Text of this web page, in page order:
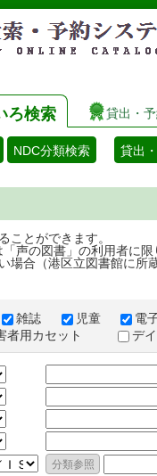
ろ検索 貸出・
NDC分類検索 貸出
ことができます。
声の図書」の利用者に限
場合（港区立図書館に所
雑誌 児童
電
者用カセット
デ